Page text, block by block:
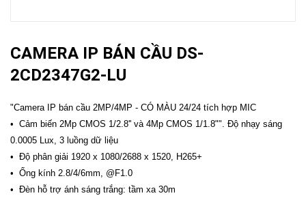
CAMERA IP BÁN CẦU DS-
2CD2347G2-LU
"Camera IP bán cầu 2MP/4MP - CÓ MÀU 24/24 tích hợp MIC
• Cảm biến 2Mp CMOS 1/2.8'' và 4Mp CMOS 1/1.8"". Độ nhạy sáng
0.0005 Lux, 3 luồng dữ liệu
• Độ phân giải 1920 x 1080/2688 x 1520, H265+
• Ống kính 2.8/4/6mm, @F1.0
• Đèn hỗ trợ ánh sáng trắng: tầm xa 30m